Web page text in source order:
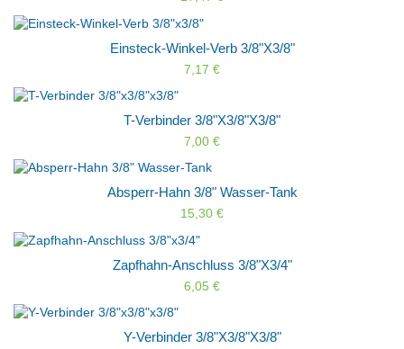
Einsteck-Winkel-Verb 3/8"x3/8"
7,17 €
T-Verbinder 3/8"x3/8"x3/8"
7,00 €
Absperr-Hahn 3/8" Wasser-Tank
15,30 €
Zapfhahn-Anschluss 3/8"x3/4"
6,05 €
Y-Verbinder 3/8"x3/8"x3/8"